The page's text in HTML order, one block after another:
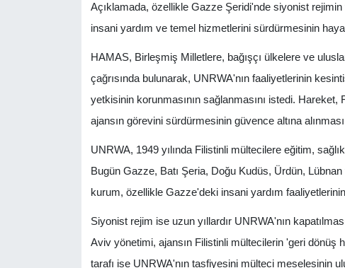
Açıklamada, özellikle Gazze Şeridi'nde siyonist rejimin
insani yardım ve temel hizmetlerini sürdürmesinin
HAMAS, Birleşmiş Milletlere, bağışçı ülkelere ve
çağrısında bulunarak, UNRWA'nın faaliyetlerinin
yetkisinin korunmasının sağlanmasını istedi.
ajansın görevini sürdürmesinin güvence altına
UNRWA, 1949 yılında Filistinli mültecilere eğitim,
Bugün Gazze, Batı Şeria, Doğu Kudüs, Ürdün,
kurum, özellikle Gazze'deki insani yardım
Siyonist rejim ise uzun yıllardır UNRWA'nın
Aviv yönetimi, ajansın Filistinli mültecilerin 'geri dönüş
tarafı ise UNRWA'nın tasfiyesini mülteci meselesinin